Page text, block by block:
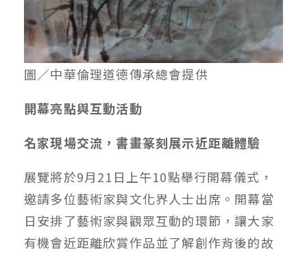
圖／中華倫理道德傳承總會提供
開幕亮點與互動活動
名家現場交流，書畫篆刻展示近距離體驗
展覽將於9月21 日上午10點舉行開幕儀式，
邀請多位藝術家與文化界人士出席。開幕當
日安排了藝術家與觀眾互動的環節，讓大家
有機會近距離欣賞作品並了解創作背後的故